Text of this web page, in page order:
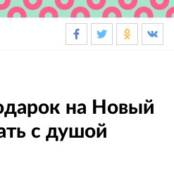
на Новый
с душой